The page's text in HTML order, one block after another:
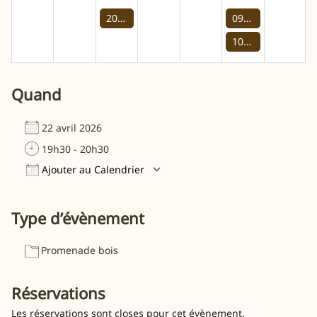
20:00 - 09:00 -
10:00 -
Quand
22 avril 2026
19h30 - 20h30
Ajouter au Calendrier
Type d’évènement
Promenade bois
Réservations
Les réservations sont closes pour cet évènement.